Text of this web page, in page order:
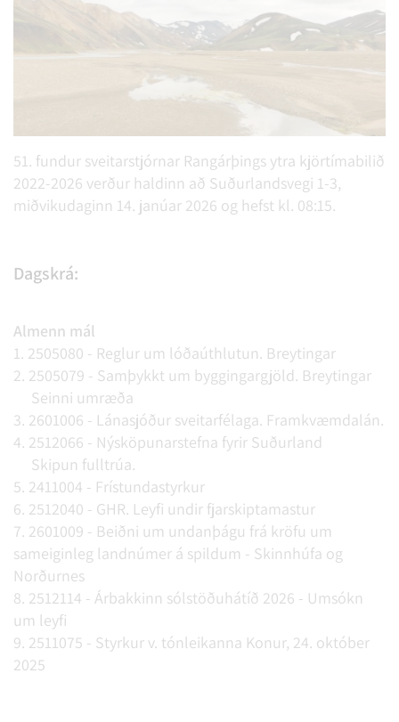
51. fundur sveitarstjórnar Rangárþings ytra kjörtímabilið
2022-2026 verður haldinn að Suðurlandsvegi 1-3,
miðvikudaginn 14. janúar 2026 og hefst kl. 08:15.
Dagskrá:
Almenn mál
1. 2505080 - Reglur um lóðaúthlutun. Breytingar
2. 2505079 - Samþykkt um byggingargjöld. Breytingar
Seinni umræða
3. 2601006 - Lánasjóður sveitarfélaga. Framkvæmdalán.
4. 2512066 - Nýsköpunarstefna fyrir Suðurland
Skipun fulltrúa.
5. 2411004 - Frístundastyrkur
6. 2512040 - GHR. Leyfi undir fjarskiptamastur
7. 2601009 - Beiðni um undanþágu frá kröfu um
sameiginleg landnúmer á spildum - Skinnhúfa og
Norðurnes
8. 2512114 - Árbakkinn sólstöðuhátíð 2026 - Umsókn
um leyfi
9. 2511075 - Styrkur v. tónleikanna Konur, 24. október
2025